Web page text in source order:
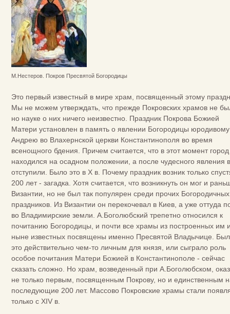
М.Нестеров. Покров Пресвятой Богородицы
Это первый известный в мире храм, посвященный этому
Мы не можем утверждать, что прежде Покровских храмов не
но науке о них ничего неизвестно. Праздник Покрова Божией
Матери установлен в память о явлении Богородицы юродивому
Андрею во Влахернской церкви Константинополя во время
всенощного бдения. Причем считается, что в этот момент город
находился на осадном положении, а после чудесного явления
отступили. Было это в Х в. Почему праздник возник только
200 лет - загадка. Хотя считается, что возникнуть он мог и
Византии, но не был так популярен среди прочих Богородичных
праздников. Из Византии он перекочевал в Киев, а уже оттуда
во Владимирские земли. А.Боголюбский трепетно относился к
почитанию Богородицы, и почти все храмы из построенных им
ныне известных посвящены именно Пресвятой Владычице.
это действительно чем-то личным для князя, или сыграло роль
особое почитания Матери Божией в Константинополе - сейчас
сказать сложно. Но храм, возведенный при А.Боголюбском,
не только первым, посвященным Покрову, но и единственным
последующие 200 лет. Массово Покровские храмы стали
только с XIV в.